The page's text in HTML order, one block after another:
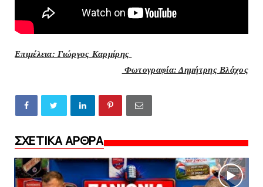
Επιμέλεια: Γιώργος Καρμίρης
Φωτογραφία: Δημήτρης Βλάχος
ΣΧΕΤΙΚΑ ΑΡΘΡΑ